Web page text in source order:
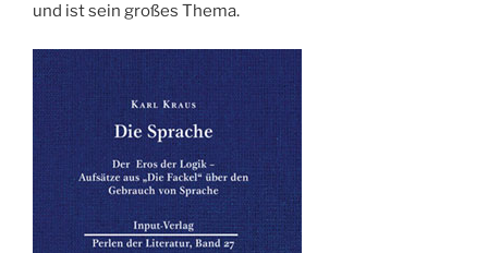
und ist sein großes Thema.